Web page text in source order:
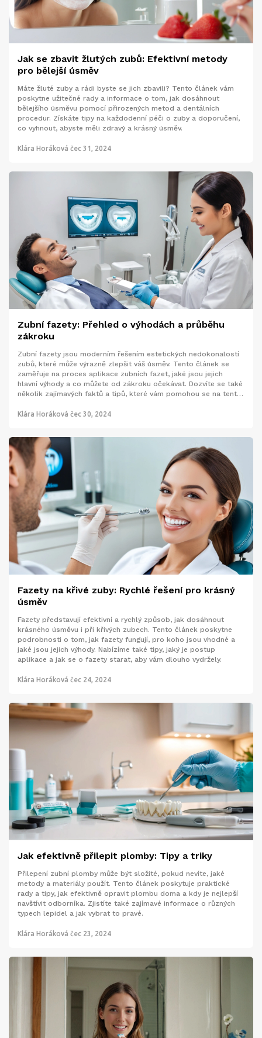
Jak se zbavit žlutých zubů: Efektivní metody
pro bělejší úsměv
Máte žluté zuby a rádi byste se jich zbavili? Tento článek vám
poskytne užitečné rady a informace o tom, jak dosáhnout
bělejšího úsměvu pomocí přirozených metod a dentálních
procedur. Získáte tipy na každodenní péči o zuby a doporučení,
co vyhnout, abyste měli zdravý a krásný úsměv.
Klára Horáková čec 31, 2024
Zubní fazety: Přehled o výhodách a průběhu
zákroku
Zubní fazety jsou moderním řešením estetických nedokonalostí
zubů, které může výrazně zlepšit váš úsměv. Tento článek se
zaměřuje na proces aplikace zubních fazet, jaké jsou jejich
hlavní výhody a co můžete od zákroku očekávat. Dozvíte se také
několik zajímavých faktů a tipů, které vám pomohou se na tento
Klára Horáková čec 30, 2024
Fazety na křivé zuby: Rychlé řešení pro krásný
úsměv
Fazety představují efektivní a rychlý způsob, jak dosáhnout
krásného úsměvu i při křivých zubech. Tento článek poskytne
podrobnosti o tom, jak fazety fungují, pro koho jsou vhodné a
jaké jsou jejich výhody. Nabízíme také tipy, jaký je postup
aplikace a jak se o fazety starat, aby vám dlouho vydržely.
Klára Horáková čec 24, 2024
Jak efektivně přilepit plomby: Tipy a triky
Přilepení zubní plomby může být složité, pokud nevíte, jaké
metody a materiály použít. Tento článek poskytuje praktické
rady a tipy, jak efektivně opravit plombu doma a kdy je nejlepší
navštívit odborníka. Zjistíte také zajímavé informace o různých
typech lepidel a jak vybrat to pravé.
Klára Horáková čec 23, 2024